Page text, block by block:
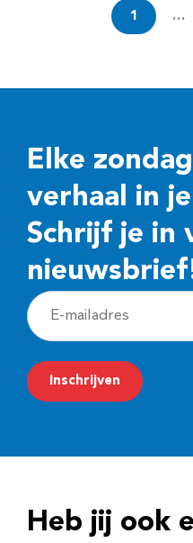
1 …
Elke
verhaal in
Schrijf je in
E
-
m
a
r
Inschrijven
Heb jij ook